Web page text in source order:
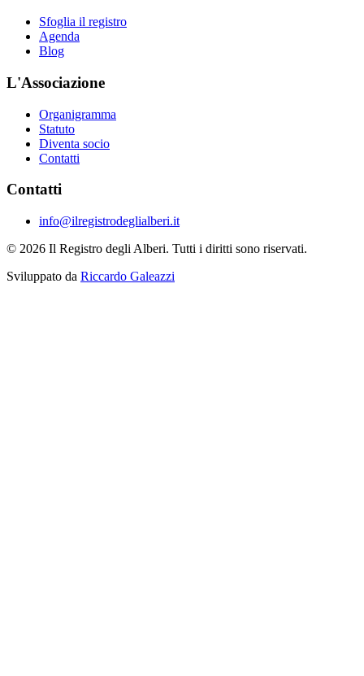
Sfoglia il registro
Agenda
Blog
L'Associazione
Organigramma
Statuto
Diventa socio
Contatti
Contatti
info@ilregistrodeglialberi.it
© 2026 Il Registro degli Alberi. Tutti i diritti sono riservati.
Sviluppato da Riccardo Galeazzi